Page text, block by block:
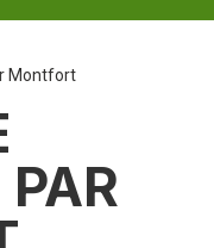
Montfort